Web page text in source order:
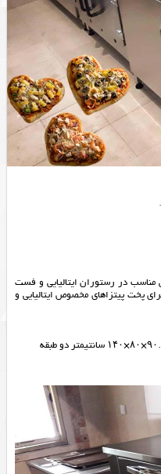
مناسب در رستوران ایتالیایی و فست
پخت پیتزاهای مخصوص ایتالیایی و